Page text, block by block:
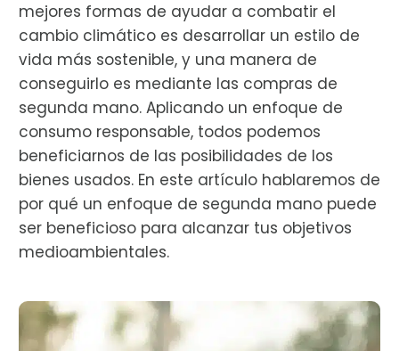
mejores formas de ayudar a combatir el
cambio climático es desarrollar un estilo de
vida más sostenible, y una manera de
conseguirlo es mediante las compras de
segunda mano. Aplicando un enfoque de
consumo responsable, todos podemos
beneficiarnos de las posibilidades de los
bienes usados. En este artículo hablaremos de
por qué un enfoque de segunda mano puede
ser beneficioso para alcanzar tus objetivos
medioambientales.